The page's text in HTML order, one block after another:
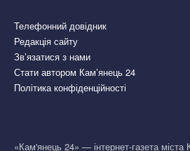
Телефонний довідник
Редакція сайту
Зв’язатися з нами
Стати автором Кам’янець 24
Політика конфіденційності
«Кам'янець 24» — інтернет-газета міста